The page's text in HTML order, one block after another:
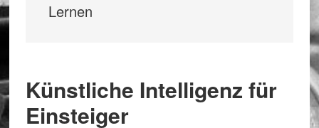
Lernen
Künstliche Intelligenz für
Einsteiger